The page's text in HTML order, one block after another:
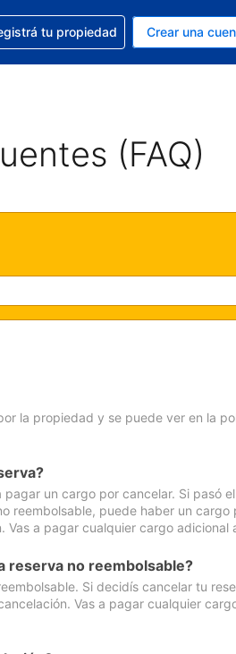
actual es Dólar de EEUU
El idioma que estás usando es
ayuda con tu reserva
tu propiedad Crear una
(FAQ)
la propiedad y se puede ver en la
un cargo por cancelar. Si pasó
reembolsable, puede haber un cargo
a pagar cualquier cargo adicional
reserva no reembolsable?
Si decidís cancelar tu
Vas a pagar cualquier